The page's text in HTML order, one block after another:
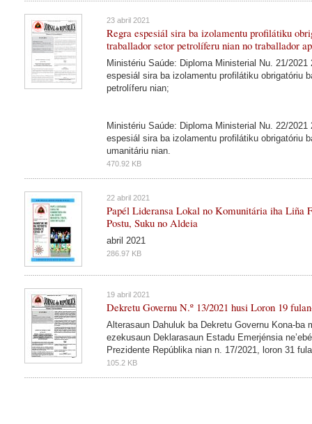
23 abril 2021
Regra espesiál sira ba izolamentu profilátiku
traballador setor petrolíferu nian no traballador
Ministériu Saúde: Diploma Ministerial Nu. 21/2021
espesiál sira ba izolamentu profilátiku obrigatóriu
petrolíferu nian;
Ministériu Saúde: Diploma Ministerial Nu. 22/2021
espesiál sira ba izolamentu profilátiku obrigatóriu
umanitáriu nian.
470.92 KB
22 abril 2021
Papél Lideransa Lokal no Komunitária iha Liña
Postu, Suku no Aldeia
abril 2021
286.97 KB
19 abril 2021
Dekretu Governu N.º 13/2021 husi Loron 19
Alterasaun Dahuluk ba Dekretu Governu Kona-ba
ezekusaun Deklarasaun Estadu Emerjénsia
Prezidente Repúblika nian n. 17/2021, loron 31
105.2 KB